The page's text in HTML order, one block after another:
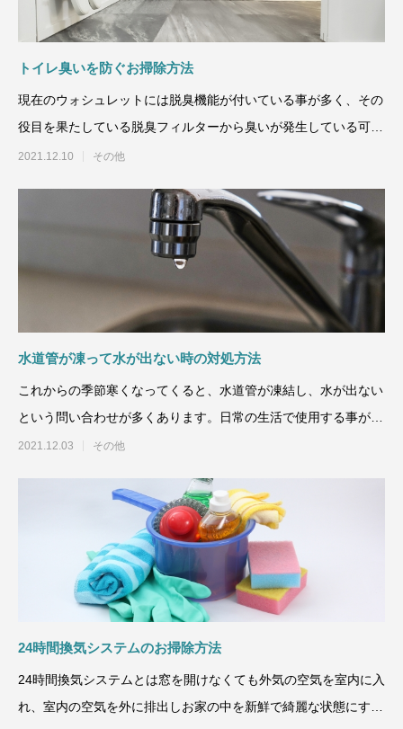
トイレ臭いを防ぐお掃除方法
現在のウォシュレットには脱臭機能が付いている事が多く、その
役目を果たしている脱臭フィルターから臭いが発生している可能
性があります。そこで今
2021.12.10 その他
水道管が凍って水が出ない時の対処方法
これからの季節寒くなってくると、水道管が凍結し、水が出ない
という問い合わせが多くあります。日常の生活で使用する事が多
い水道管から水が出なく
2021.12.03 その他
24時間換気システムのお掃除方法
24時間換気システムとは窓を開けなくても外気の空気を室内に入
れ、室内の空気を外に排出しお家の中を新鮮で綺麗な状態にする